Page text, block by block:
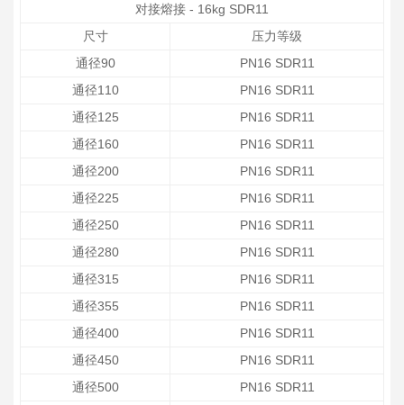
对接熔接 - 16kg SDR11
尺寸
压力等级
通径90
PN16 SDR11
通径110
PN16 SDR11
通径125
PN16 SDR11
通径160
PN16 SDR11
通径200
PN16 SDR11
通径225
PN16 SDR11
通径250
PN16 SDR11
通径280
PN16 SDR11
通径315
PN16 SDR11
通径355
PN16 SDR11
通径400
PN16 SDR11
通径450
PN16 SDR11
通径500
PN16 SDR11